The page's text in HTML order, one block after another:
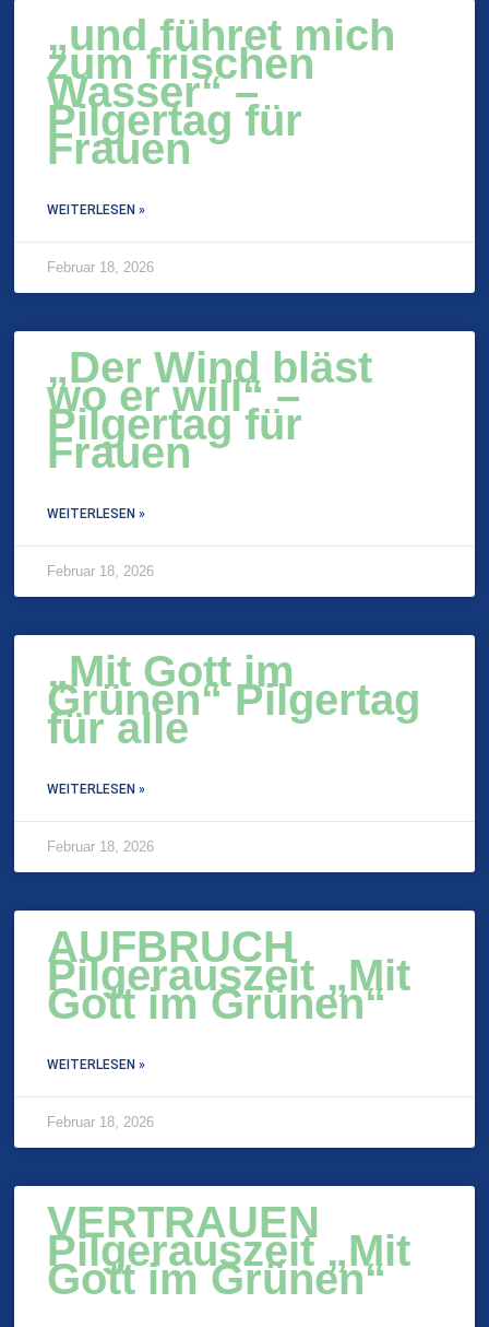
„und führet mich
zum frischen
Wasser“ –
Pilgertag für
Frauen
WEITERLESEN »
Februar 18, 2026
„Der Wind bläst
wo er will“ –
Pilgertag für
Frauen
WEITERLESEN »
Februar 18, 2026
„Mit Gott im
Grünen“ Pilgertag
für alle
WEITERLESEN »
Februar 18, 2026
AUFBRUCH
Pilgerauszeit „Mit
Gott im Grünen“
WEITERLESEN »
Februar 18, 2026
VERTRAUEN
Pilgerauszeit „Mit
Gott im Grünen“